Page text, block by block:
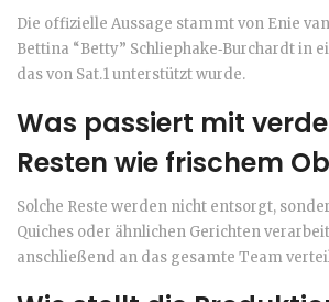
Die offizielle Aussage stammt von Enie
Bettina “Betty” Schliephake‑Burchardtin
das von Sat.1unterstützt wurde.
Was passiert mit
Resten wie frischem
Solche Reste werden nicht entsorgt,
Quiches oder ähnlichen Gerichten
anschließend an das gesamte Team